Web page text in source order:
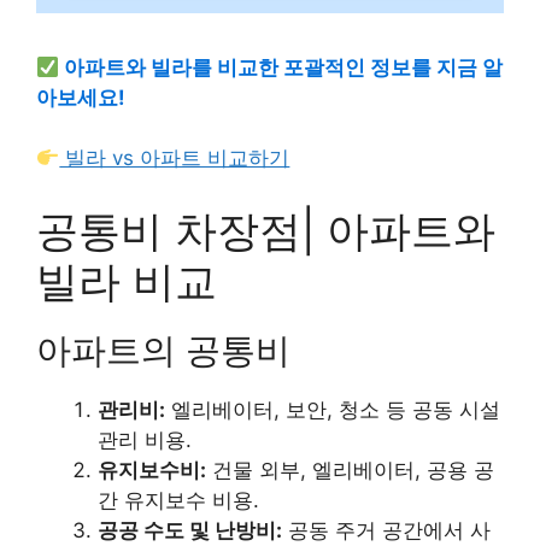
아파트와 빌라를 비교한 포괄적인 정보를 지금 알
아보세요!
빌라 vs 아파트 비교하기
공통비 차장점| 아파트와
빌라 비교
아파트의 공통비
관리비: 엘리베이터, 보안, 청소 등 공동 시설
관리 비용.
유지보수비: 건물 외부, 엘리베이터, 공용 공
간 유지보수 비용.
공공 수도 및 난방비: 공동 주거 공간에서 사